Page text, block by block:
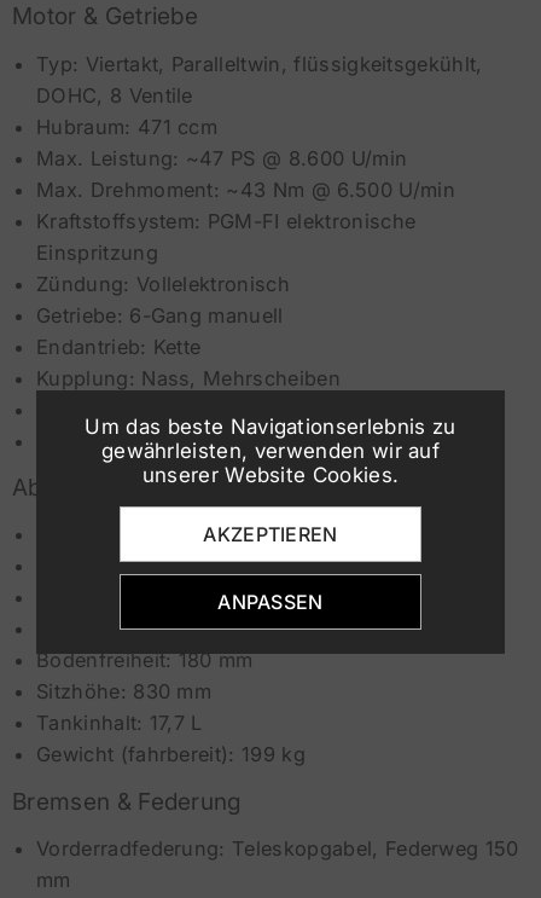
Um das beste Navigationserlebnis zu
gewährleisten, verwenden wir auf
unserer Website Cookies.
AKZEPTIEREN
ANPASSEN
Motor & Getriebe
Typ: Viertakt, Paralleltwin, flüssigkeitsgekühlt,
DOHC, 8 Ventile
Hubraum: 471 ccm
Max. Leistung: ~47 PS @ 8.600 U/min
Max. Drehmoment: ~43 Nm @ 6.500 U/min
Kraftstoffsystem: PGM-FI elektronische
Einspritzung
Zündung: Vollelektronisch
Getriebe: 6-Gang manuell
Endantrieb: Kette
Kupplung: Nass, Mehrscheiben
Verdichtungsverhältnis: 10,7 : 1
Abmessungen & Kapazität
Breite: 828 mm
Radstand: 1.445 mm
Bodenfreiheit: 180 mm
Sitzhöhe: 830 mm
Tankinhalt: 17,7 L
Gewicht (fahrbereit): 199 kg
Bremsen & Federung
Vorderradfederung: Teleskopgabel, Federweg 150
mm